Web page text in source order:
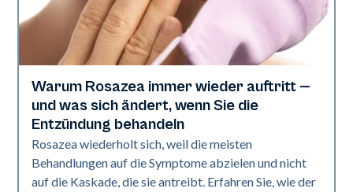
Gesundheit der Haut
Warum Rosazea immer wieder auftritt —
und was sich ändert, wenn Sie die
Entzündung behandeln
Rosazea wiederholt sich, weil die meisten
Behandlungen auf die Symptome abzielen und nicht
auf die Kaskade, die sie antreibt. Erfahren Sie, wie der